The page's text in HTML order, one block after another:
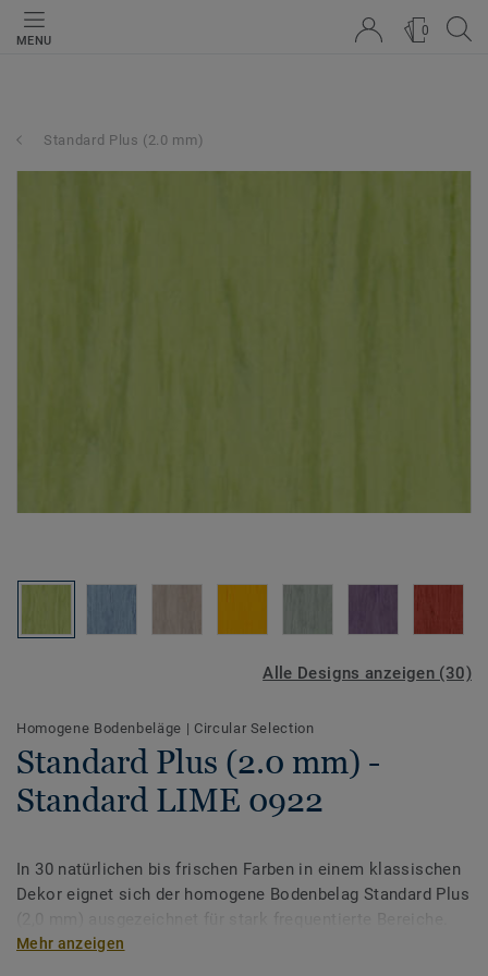
MENU
0
Standard Plus (2.0 mm)
Alle Designs anzeigen (30)
Homogene Bodenbeläge | Circular Selection
Standard Plus (2.0 mm) -
Standard LIME 0922
In 30 natürlichen bis frischen Farben in einem klassischen
Dekor eignet sich der homogene Bodenbelag Standard Plus
Standard Plus ist mit der PUR-Oberflächenvergütung für
Mehr anzeigen